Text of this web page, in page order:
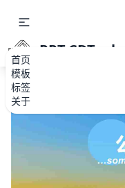
首页
模板
标签
关于
PPT.CDTools